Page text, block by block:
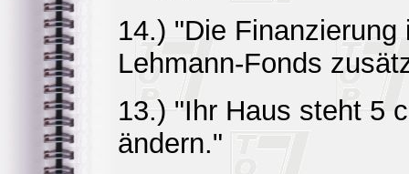
14.) "Die
Lehmann-Fonds
13.) "Ihr Haus steht 5
ändern."